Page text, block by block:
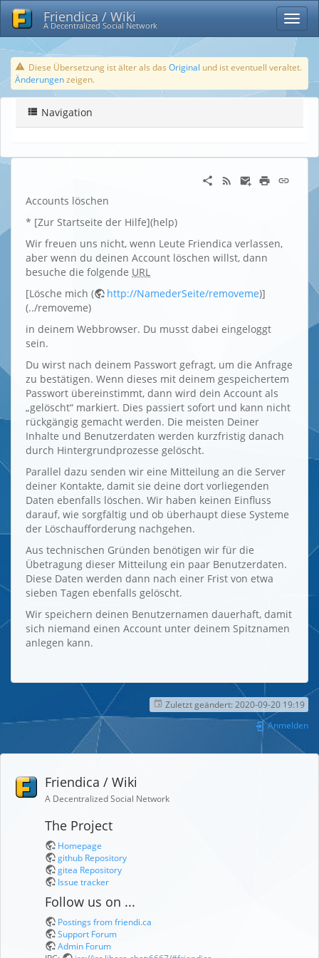
Friendica / Wiki
A Decentralized Social Network
Diese Übersetzung ist älter als dasOriginal und ist eventuell veraltet.
Änderungenzeigen.
Navigation
Accounts löschen
* [Zur Startseite der Hilfe](help)
Wir freuen uns nicht, wenn Leute Friendica verlassen,
aber wenn du deinen Account löschen willst, dann
besuche die folgende URL
[Lösche mich (
http://NamederSeite/removeme)]
(../removeme)
in deinem Webbrowser. Du musst dabei eingeloggt
sein.
Du wirst nach deinem Passwort gefragt, um die Anfrage
zu bestätigen. Wenn dieses mit deinem gespeichertem
Passwort übereinstimmt, dann wird dein Account als
„gelöscht“ markiert. Dies passiert sofort und kann nicht
rückgängig gemacht werden. Die meisten Deiner
Inhalte und Benutzerdaten werden kurzfristig danach
durch Hintergrundprozesse gelöscht.
Parallel dazu senden wir eine Mitteilung an die Server
deiner Kontakte, damit sie deine dort vorliegenden
Daten ebenfalls löschen. Wir haben keinen Einfluss
darauf, wie sorgfältig und ob überhaupt diese Systeme
der Löschaufforderung nachgehen.
Aus technischen Gründen benötigen wir für die
Übetragung dieser Mitteilung ein paar Benutzerdaten.
Diese Daten werden dann nach einer Frist von etwa
sieben Tagen ebenfalls gelöscht.
Wir speichern deinen Benutzernamen dauerhaft, damit
sich niemand einen Account unter deinem Spitznamen
anlegen kann.
Zuletzt geändert: 2020-09-20 19:19
Anmelden
Friendica / Wiki
A Decentralized Social Network
The Project
Homepage
github Repository
gitea Repository
Issue tracker
Follow us on ...
Postings from friendi.ca
Support Forum
Admin Forum